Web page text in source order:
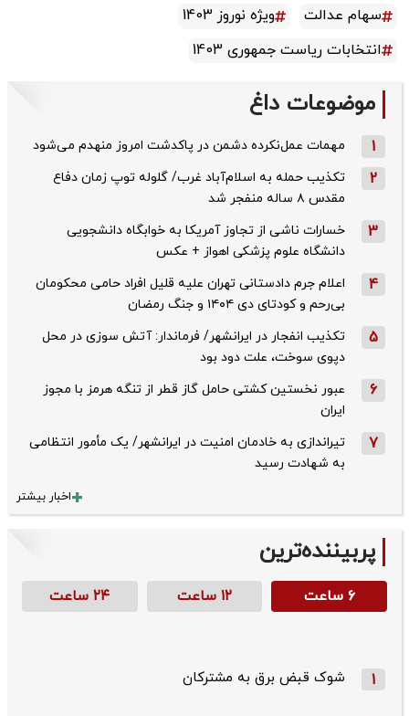
سهام عدالت
ویژه نوروز 1403
انتخابات ریاست جمهوری 1403
موضوعات داغ
1 مهمات عمل‌نکرده دشمن در پاکدشت امروز منهدم می‌شود
2
تکذیب حمله به اسلام‌آباد غرب/ گلوله توپ زمان دفاع
مقدس ۸ ساله منفجر شد
3
خسارات ناشی از تجاوز آمریکا به خوابگاه دانشجویی
دانشگاه علوم پزشکی اهواز + عکس
4
اعلام جرم دادستانی تهران علیه قلیل افراد حامی محکومان
بی‌رحم و کودتای دی‌ ۱۴۰۴ و جنگ رمضان
5
تکذیب ‌انفجار در ایرانشهر/ فرماندار: آتش سوزی در محل
دپوی سوخت، علت دود بود
6
عبور نخستین کشتی حامل گاز قطر از تنگه هرمز با مجوز
ایران
7
تیراندازی به خادمان امنیت در ایرانشهر/ یک مأمور انتظامی
به شهادت رسید
اخبار بیشتر
پربیننده‌ترین
۶ ساعت ۱۲ ساعت ۲۴ ساعت
1 شوک قبض برق به مشترکان